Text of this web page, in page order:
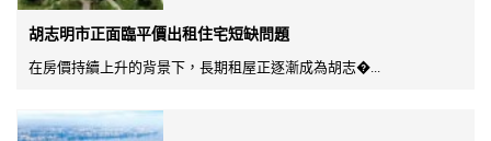
胡志明市正面臨平價出租住宅短缺問題
在房價持續上升的背景下，長期租屋正逐漸成為胡志�...